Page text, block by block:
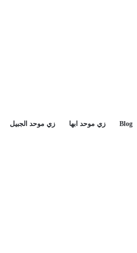
Blog زي موحد ابها زي موحد الجبيل